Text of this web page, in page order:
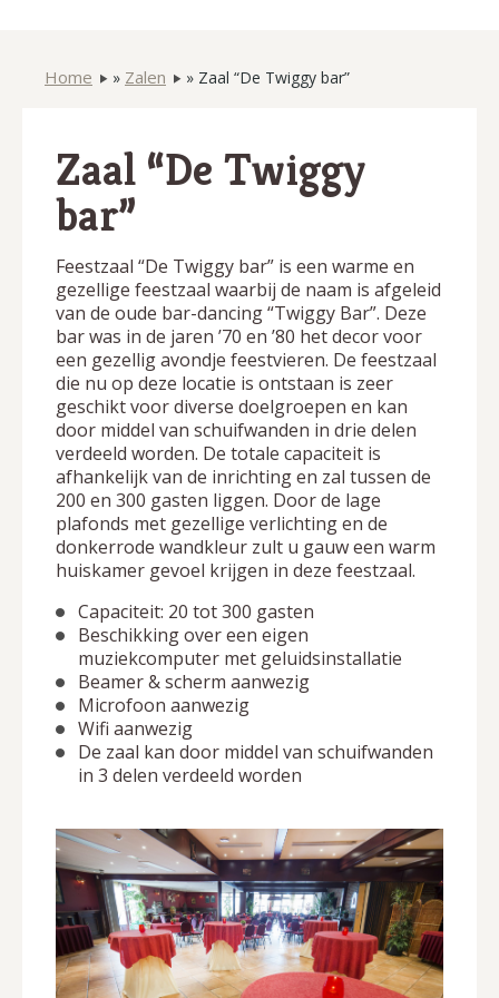
Home » Zalen » Zaal “De Twiggy bar”
Zaal “De Twiggy
bar”
Feestzaal “De Twiggy bar” is een warme en
gezellige feestzaal waarbij de naam is afgeleid
van de oude bar-dancing “Twiggy Bar”. Deze
bar was in de jaren ’70 en ’80 het decor voor
een gezellig avondje feestvieren. De feestzaal
die nu op deze locatie is ontstaan is zeer
geschikt voor diverse doelgroepen en kan
door middel van schuifwanden in drie delen
verdeeld worden. De totale capaciteit is
afhankelijk van de inrichting en zal tussen de
200 en 300 gasten liggen. Door de lage
plafonds met gezellige verlichting en de
donkerrode wandkleur zult u gauw een warm
huiskamer gevoel krijgen in deze feestzaal.
Capaciteit: 20 tot 300 gasten
Beschikking over een eigen
muziekcomputer met geluidsinstallatie
Beamer & scherm aanwezig
Microfoon aanwezig
Wifi aanwezig
De zaal kan door middel van schuifwanden
in 3 delen verdeeld worden